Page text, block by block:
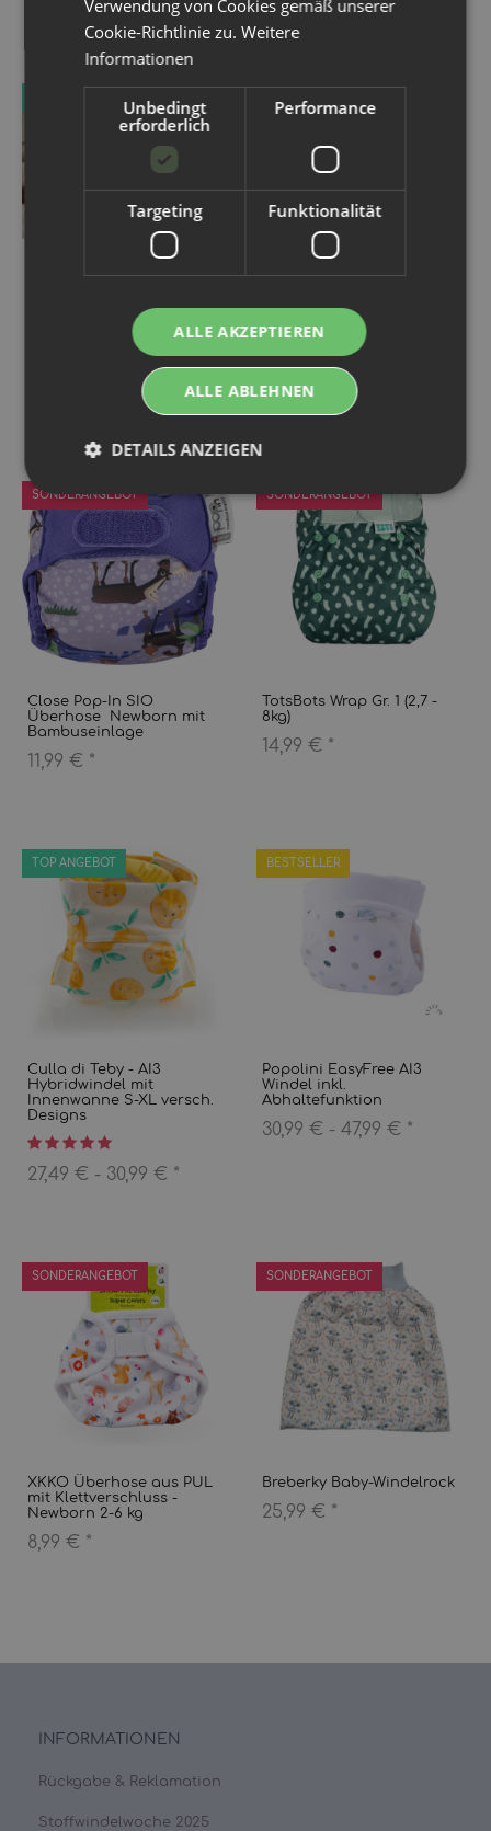
Überhose PUL Klett (XS/S)
- 3-6kg
10,99 €
SONDERANGEBOT
Close Pop-In SIO
Überhose Newborn mit
Bambuseinlage
11,99 € *
SONDERANGEBOT
TotsBots Wrap Gr. 1 (2,7 -
8kg)
14,99 € *
TOP ANGEBOT
Culla di Teby - AI3
Hybridwindel mit
Innenwanne S-XL versch.
Designs
27,49 € - 30,99 € *
BESTSELLER
Popolini EasyFree AI3
Windel inkl.
Abhaltefunktion
30,99 € - 47,99 € *
SONDERANGEBOT
XKKO Überhose aus PUL
mit Klettverschluss -
Newborn 2-6 kg
8,99 € *
SONDERANGEBOT
Breberky Baby-Windelrock
25,99 € *
INFORMATIONEN
Rückgabe & Reklamation
Stoffwindelwoche 2025
Verwendung von Cookies gemäß unserer
Cookie-Richtlinie zu.Weitere
Informationen
Unbedingt
erforderlich
Performance
Targeting Funktionalität
ALLE AKZEPTIEREN
ALLE ABLEHNEN
DETAILS ANZEIGEN